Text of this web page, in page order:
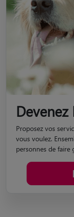
Devenez
Proposez vos
vous voulez.
personnes de faire